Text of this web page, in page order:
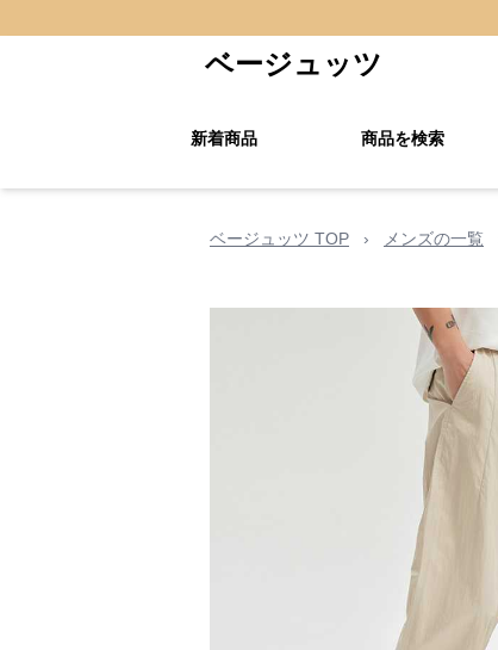
ベージュッツ
新着商品 商品を検索
ベージュッツ TOP › メンズの一覧